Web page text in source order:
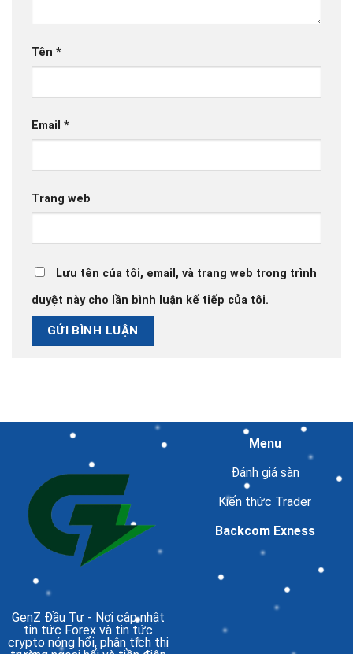
Tên *
Email *
Trang web
Lưu tên của tôi, email, và trang web trong trình
duyệt này cho lần bình luận kế tiếp của tôi.
GenZ Đầu Tư - Nơi cập nhật
tin tức Forex và tin tức
crypto nóng hổi, phân tích thị
Menu
Đánh giá sàn
Kiến thức Trader
Backcom Exness